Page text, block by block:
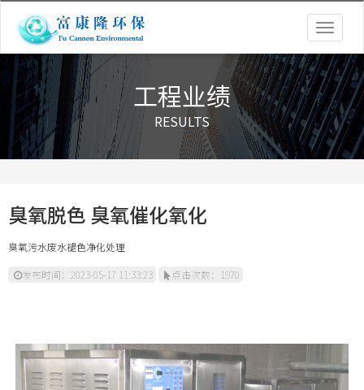
工程业绩
RESULTS
臭氧脱色 臭氧催化氧化
臭氧污水废水褪色净化处理
发布时间：2023-05-17 11:33:23
点击次数：1970